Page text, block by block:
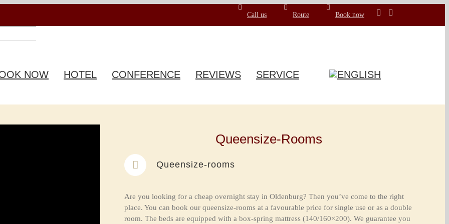
Call us Route Book now
NOW HOTEL CONFERENCE REVIEWS SERVICE
Queensize-Rooms
Queensize-rooms
Are you looking for a cheap overnight stay in Oldenburg? Then you’ve come to the right
place. You can book our queensize-rooms at a favourable price for single use or as a double
room. The beds are equipped with a box-spring mattress (140/160×200). We guarantee you